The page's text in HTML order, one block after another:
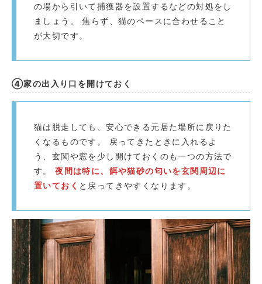
の場から引いて捕獲器を設置するなどの対処をし
ましょう。 焦らず、猫のペースに合わせること
が大切です。
④家の出入り口を開けておく
猫は脱走しても、安心できる元居た場所に戻りた
くなるものです。 戻ってきたときに入れるよ
う、玄関や窓を少し開けておくのも一つの方法で
す。夜間は特に、餌や猫砂の匂いを玄関周辺に
置いておく と戻ってきやすくなります。